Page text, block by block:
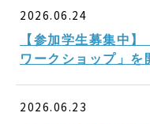
2026.06.24
【参加学生募集中
ワークショップ」を
2026.06.23